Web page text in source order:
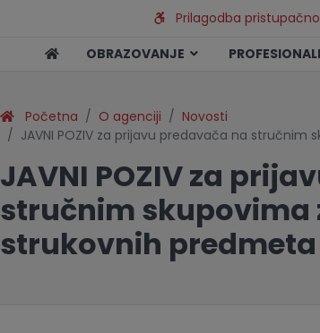
Prilagodba
OBRAZOVANJE
Početna O agenciji
Novosti
JAVNI POZIV za prijavu predavača na stručnim
JAVNI POZIV za
stručnim skupovima
strukovnih predmeta